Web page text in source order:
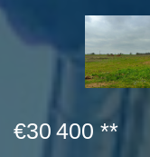
€30 400 **